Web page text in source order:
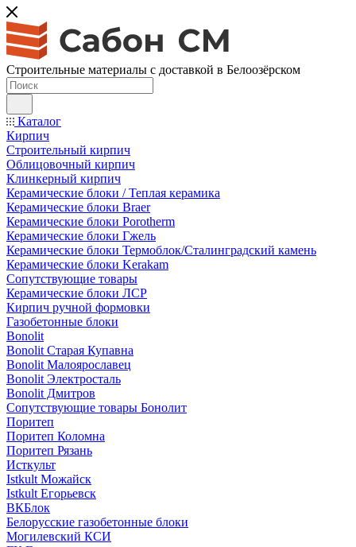
Строительные материалы с доставкой в Белоозёрском
Каталог
Кирпич
Строительный кирпич
Облицовочный кирпич
Клинкерный кирпич
Керамические блоки / Теплая керамика
Керамические блоки Braer
Керамические блоки Porotherm
Керамические блоки Гжель
Керамические блоки Термоблок/Сталинградский камень
Керамические блоки Kerakam
Сопутствующие товары
Керамические блоки ЛСР
Кирпич ручной формовки
Газобетонные блоки
Bonolit
Bonolit Старая Купавна
Bonolit Малоярославец
Bonolit Электросталь
Bonolit Дмитров
Сопутствующие товары Бонолит
Поритеп
Поритеп Коломна
Поритеп Рязань
Исткульт
Istkult Можайск
Istkult Егорьевск
ВКБлок
Белорусские газобетонные блоки
Могилевский КСИ